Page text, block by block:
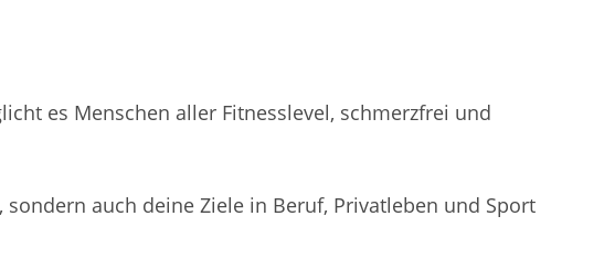
es Menschen aller Fitnesslevel, schmerzfrei und
auch deine Ziele in Beruf, Privatleben und Sport